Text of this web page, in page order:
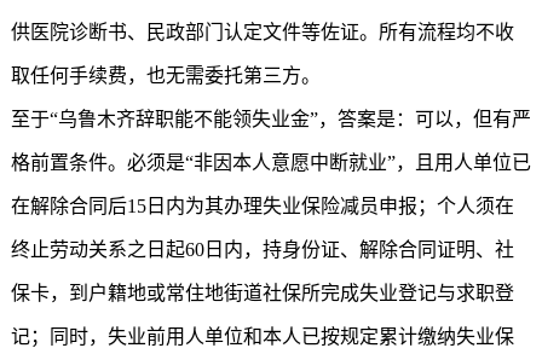
供医院诊断书、民政部门认定文件等佐证。所有流程均不收
取任何手续费，也无需委托第三方。
至于“乌鲁木齐辞职能不能领失业金”，答案是：可以，但有严
格前置条件。必须是“非因本人意愿中断就业”，且用人单位已
在解除合同后15日内为其办理失业保险减员申报；个人须在
终止劳动关系之日起60日内，持身份证、解除合同证明、社
保卡，到户籍地或常住地街道社保所完成失业登记与求职登
记；同时，失业前用人单位和本人已按规定累计缴纳失业保